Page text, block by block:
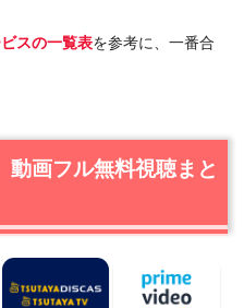
スの一覧表を参考に、一番合
動画フル無料視聴まと